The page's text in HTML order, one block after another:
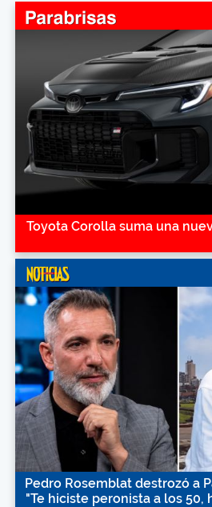
Toyota Corolla suma una
Pedro Rosemblat destrozó a
"Te hiciste peronista a los 50,